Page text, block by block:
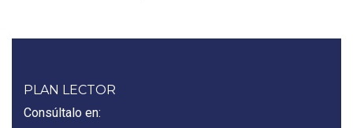
PLAN LECTOR
Consúltalo en: